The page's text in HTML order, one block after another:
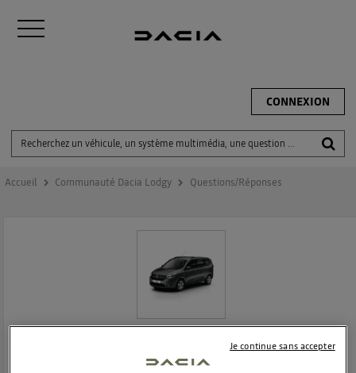
CONNEXION
Accueil Communauté Dacia Lodgy Questions/Réponses
MONOSPACE
Je continue sans accepter